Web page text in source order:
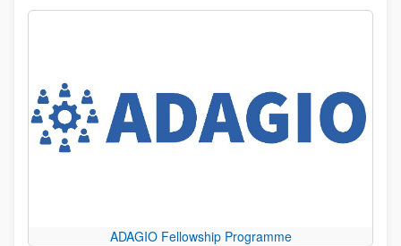
ADAGIO Fellowship Programme